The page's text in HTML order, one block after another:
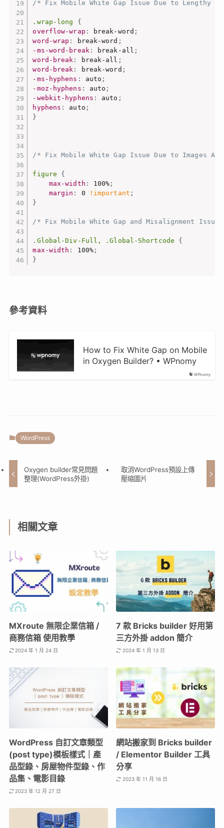
/* Fix Mobile White Gap Issue Due to Lengthy
.wrap-long
{
overflow-wrap : break-word ;
word-wrap : break-word ;
-ms-word-break: break-all ;
word-break : break-all ;
word-break : break-word ;
-ms-hyphens : auto ;
-moz-hyphens : auto ;
-webkit-hyphens : auto ;
hyphens : auto ;
}
/* Fix Mobile White Gap Issue Due to Images
figure
{
max-width : 100% ;
margin : 0 !important ;
}
/* Fix Mobile White Gap and Misalignment Issue
.Global-Div-Full, .Global-Shortcode
{
max-width : 100%;
}
參考資料
WPnomy
How to Fix White Gap on Mobile
in Oxygen Builder? • WPnomy
WordPress
Oxygen builder常見問題
整理(WordPress外掛)
取消WordPress預設上傳
壓縮圖片
相關文章
MXroute 無限企業信箱 /
商務信箱 使用教學
2024 年 1 月 24 日
7 款 Bricks builder 好用第
三方外掛 addon 簡介
2024 年 1 月 13 日
WordPress 自訂文章類型
(post type)模板樣式｜產
品型錄、房屋物件型錄、作
品集、電影目錄
2023 年 12 月 27 日
網站搬家到 Bricks builder
/ Elementor Builder 工具
分享
2023 年 11 月 16 日